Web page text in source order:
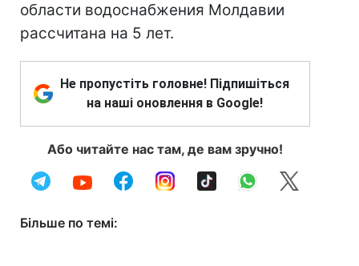
области водоснабжения Молдавии
рассчитана на 5 лет.
Не пропустіть головне! Підпишіться
на наші оновлення в Google!
Або читайте нас там, де вам зручно!
Більше по темі: